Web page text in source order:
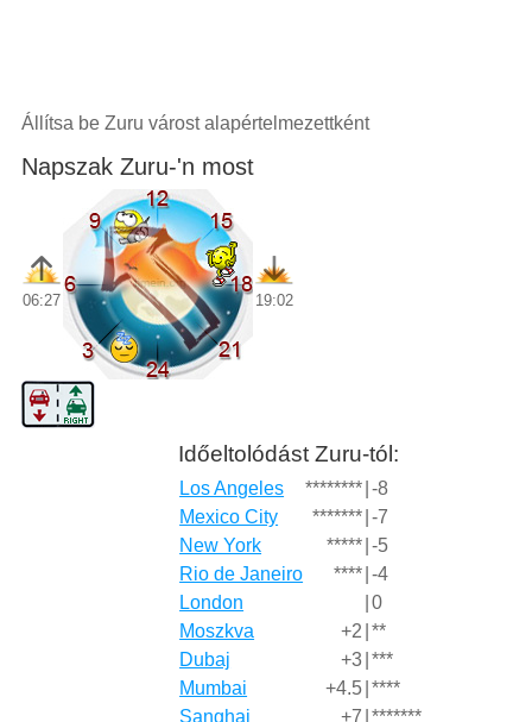
Állítsa be Zuru várost alapértelmezettként
Napszak Zuru-'n most
06:27 19:02
Időeltolódást Zuru-tól:
Los Angeles ******** -8
Mexico City
******* -7
New York
***** -5
Rio de Janeiro
**** -4
London
0
Moszkva
+2 **
Dubaj
+3 ***
Mumbai
+4.5 ****
Sanghaj
+7 *******